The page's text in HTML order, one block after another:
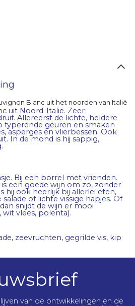
Blanc uit het noorden van Italië
uit Noord-Italië. Zeer
Allereerst de lichte, heldere
typerende geuren en smaken
asperges en vlierbessen. Ook
In de mond is hij sappig,
Bij een borrel met vrienden.
een goede wijn om zo, zonder
hij ook heerlijk bij allerlei eten,
salade of lichte vissige hapjes. Of
snijdt de wijn er mooi
vlees, polenta).
zeevruchten, gegrilde vis, kip
van de ontwikkelingen en de